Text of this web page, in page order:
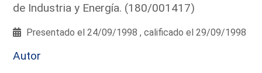
de Industria y Energía. (180/001417)
Presentado el 24/09/1998 , calificado el 29/09/1998
Autor